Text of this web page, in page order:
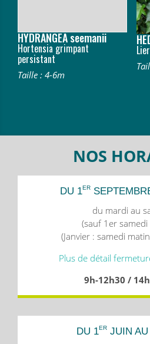
HYDRANGEA seemanii
Hortensia grimpant
persistant
Taille : 4-6m
NOS
DU 1ER
du mardi au
(sauf 1er samedi
(Janvier : samedi
Plus de détail
9h-12h30 /
DU 1ER JUIN